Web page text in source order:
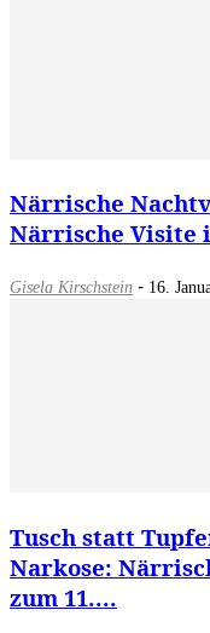
Närrische
Närrische Visite
Gisela Kirschstein - 16.
Tusch statt
Narkose:
zum 11....